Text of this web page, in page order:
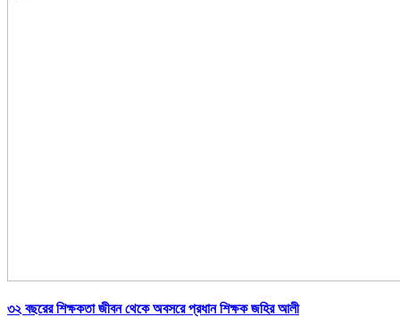
৩২ বছরের শিক্ষকতা জীবন থেকে অবসরে প্রধান শিক্ষক জহির আলী